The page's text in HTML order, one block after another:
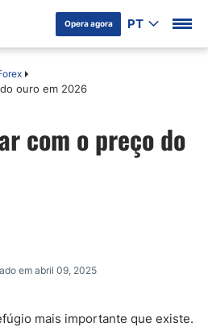
Opera agora PT
ouro em 2026
com o preço do
em abril 09, 2025
mais importante que existe.